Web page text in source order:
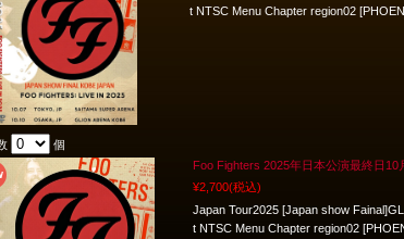
t NTSC Menu Chapter region02
個
Foo Fighters 2025年日本公演最終日
¥2,700(税込)
Japan Tour2025 [Japan show
t NTSC Menu Chapter region02